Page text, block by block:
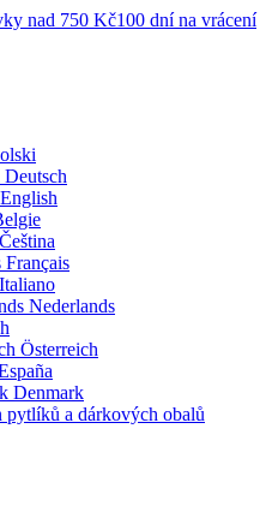
nad 750 Kč100 dní na vrácení
Deutsch
English
Čeština
Français
Italiano
Nederlands
Österreich
Denmark